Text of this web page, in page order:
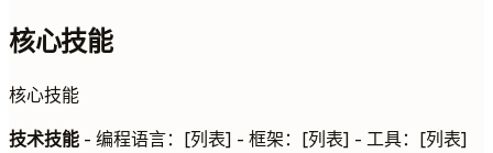
核心技能
核心技能
技术技能 - 编程语言：[列表] - 框架：[列表] - 工具：[列表]